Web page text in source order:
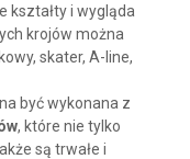
kształty i wygląda
krojów można
skater, A-line,
być wykonana z
, które nie tylko
są trwałe i